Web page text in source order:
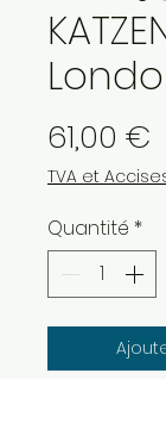
61,00 €
TVA et
Quantité *